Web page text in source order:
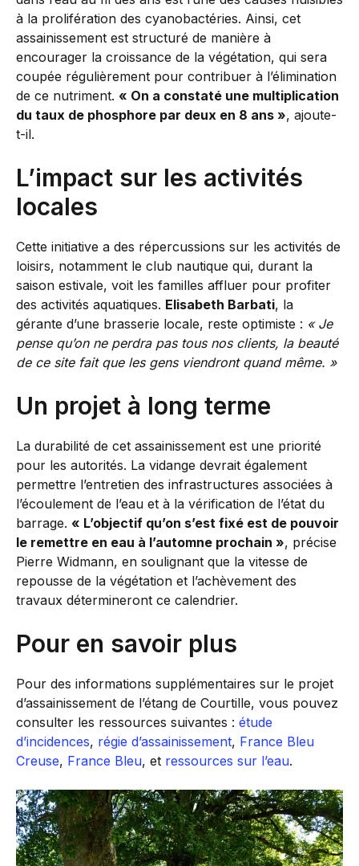
à la prolifération des cyanobactéries. Ainsi, cet
assainissement est structuré de manière à
encourager la croissance de la végétation, qui sera
coupée régulièrement pour contribuer à l’élimination
de ce nutriment. « On a constaté une multiplication
du taux de phosphore par deux en 8 ans », ajoute-
t-il.
L’impact sur les activités
locales
Cette initiative a des répercussions sur les activités de
loisirs, notamment le club nautique qui, durant la
saison estivale, voit les familles affluer pour profiter
des activités aquatiques. Elisabeth Barbati, la
gérante d’une brasserie locale, reste optimiste : « Je
pense qu’on ne perdra pas tous nos clients, la beauté
de ce site fait que les gens viendront quand même. »
Un projet à long terme
La durabilité de cet assainissement est une priorité
pour les autorités. La vidange devrait également
permettre l’entretien des infrastructures associées à
l’écoulement de l’eau et à la vérification de l’état du
barrage. « L’objectif qu’on s’est fixé est de pouvoir
le remettre en eau à l’automne prochain », précise
Pierre Widmann, en soulignant que la vitesse de
repousse de la végétation et l’achèvement des
travaux détermineront ce calendrier.
Pour en savoir plus
Pour des informations supplémentaires sur le projet
d’assainissement de l’étang de Courtille, vous pouvez
consulter les ressources suivantes : étude
d’incidences, régie d’assainissement, France Bleu
Creuse, France Bleu, et ressources sur l’eau.